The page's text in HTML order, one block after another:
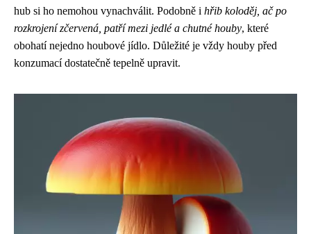
hub si ho nemohou vynachválit. Podobně i hřib koloděj, ač po
rozkrojení zčervená, patří mezi jedlé a chutné houby, které
obohatí nejedno houbové jídlo. Důležité je vždy houby před
konzumací dostatečně tepelně upravit.